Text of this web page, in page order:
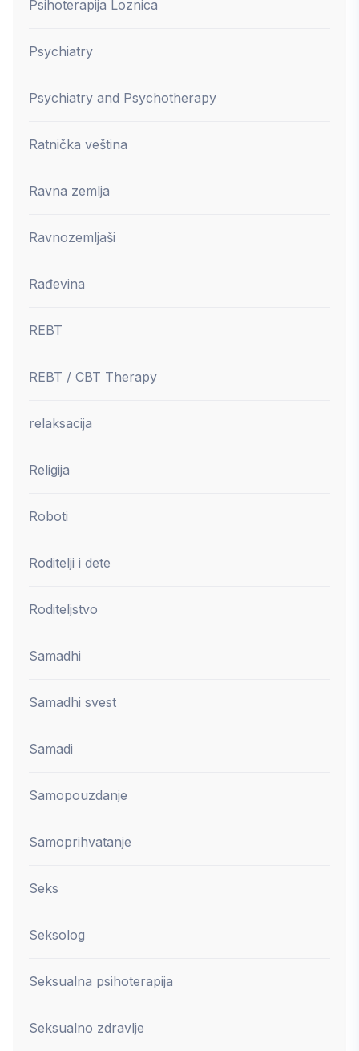
Psihoterapija Loznica
Psychiatry
Psychiatry and Psychotherapy
Ratnička veština
Ravna zemlja
Ravnozemljaši
Rađevina
REBT
REBT / CBT Therapy
relaksacija
Religija
Roboti
Roditelji i dete
Roditeljstvo
Samadhi
Samadhi svest
Samadi
Samopouzdanje
Samoprihvatanje
Seks
Seksolog
Seksualna psihoterapija
Seksualno zdravlje